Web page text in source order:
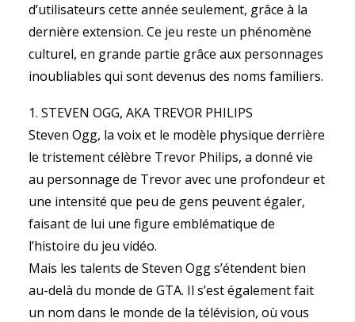
d’utilisateurs cette année seulement, grâce à la
dernière extension. Ce jeu reste un phénomène
culturel, en grande partie grâce aux personnages
inoubliables qui sont devenus des noms familiers.
1. STEVEN OGG, AKA TREVOR PHILIPS
Steven Ogg, la voix et le modèle physique derrière
le tristement célèbre Trevor Philips, a donné vie
au personnage de Trevor avec une profondeur et
une intensité que peu de gens peuvent égaler,
faisant de lui une figure emblématique de
l’histoire du jeu vidéo.
Mais les talents de Steven Ogg s’étendent bien
au-delà du monde de GTA. Il s’est également fait
un nom dans le monde de la télévision, où vous